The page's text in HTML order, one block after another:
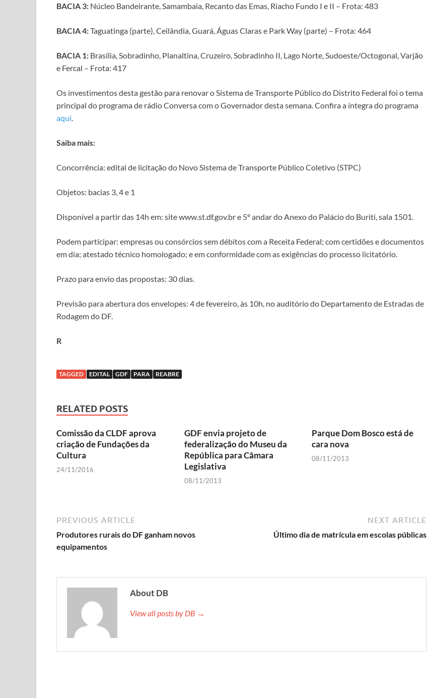
BACIA 3: Núcleo Bandeirante, Samambaia, Recanto das Emas, Riacho Fundo I e II – Frota: 483
BACIA 4:Taguatinga (parte), Ceilândia, Guará, Águas Claras e Park Way (parte) – Frota: 464
BACIA 1: Brasília, Sobradinho, Planaltina, Cruzeiro, Sobradinho II, Lago Norte, Sudoeste/Octogonal, Varjão
e Fercal – Frota: 417
Os investimentos desta gestão para renovar o Sistema de Transporte Público do Distrito Federal foi o tema
principal do programa de rádio Conversa com o Governador desta semana. Confira a íntegra do programa
aqui.
Saiba mais:
Concorrência: edital de licitação do Novo Sistema de Transporte Público Coletivo (STPC)
Objetos: bacias 3, 4 e 1
Disponível a partir das 14h em: site www.st.df.gov.br e 5º andar do Anexo do Palácio do Buriti, sala 1501.
Podem participar: empresas ou consórcios sem débitos com a Receita Federal; com certidões e documentos
em dia; atestado técnico homologado; e em conformidade com as exigências do processo licitatório.
Prazo para envio das propostas: 30 dias.
Previsão para abertura dos envelopes: 4 de fevereiro, às 10h, no auditório do Departamento de Estradas de
Rodagem do DF.
R
TAGGED EDITAL GDF PARA REABRE
RELATED POSTS
Comissão da CLDF aprova
criação de Fundações da
Cultura
24/11/2016
GDF envia projeto de
federalização do Museu da
República para Câmara
Legislativa
08/11/2013
Parque Dom Bosco está de
cara nova
08/11/2013
PREVIOUS ARTICLE
Produtores rurais do DF ganham novos
equipamentos
NEXT ARTICLE
Último dia de matrícula em escolas públicas
About DB
View all posts by DB →